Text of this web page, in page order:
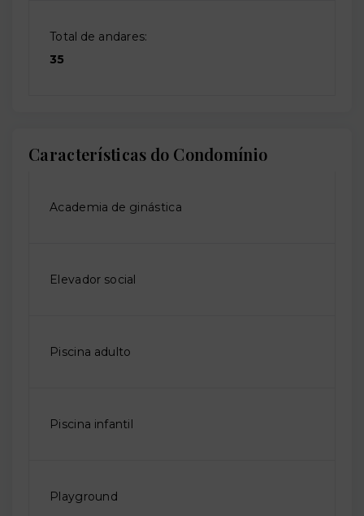
Total de andares:
35
Características do Condomínio
Academia de ginástica
Elevador social
Piscina adulto
Piscina infantil
Playground